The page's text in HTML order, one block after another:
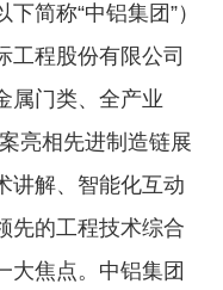
简称“中铝集团”）
工程股份有限公司
属门类、全产业
亮相先进制造链展
讲解、智能化互动
先的工程技术综合
大焦点。中铝集团